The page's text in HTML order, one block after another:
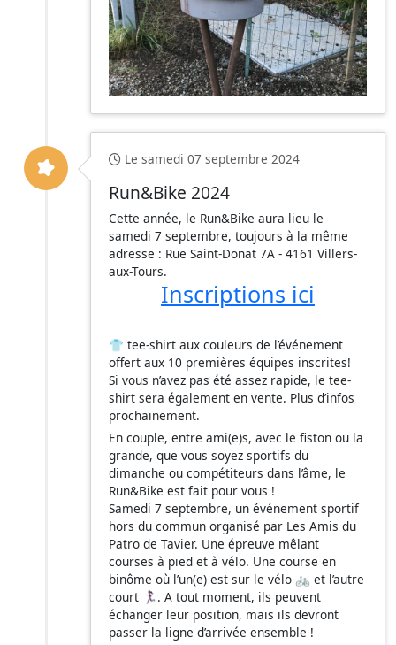
Le samedi 07 septembre 2024
Run&Bike 2024
Cette année, le Run&Bike aura lieu le
samedi 7 septembre, toujours à la même
adresse : Rue Saint-Donat 7A - 4161 Villers-
aux-Tours.
Inscriptions ici
👕 tee-shirt aux couleurs de l’événement
offert aux 10 premières équipes inscrites!
Si vous n’avez pas été assez rapide, le tee-
shirt sera également en vente. Plus d’infos
prochainement.
En couple, entre ami(e)s, avec le fiston ou la
grande, que vous soyez sportifs du
dimanche ou compétiteurs dans l’âme, le
Run&Bike est fait pour vous !
Samedi 7 septembre, un événement sportif
hors du commun organisé par Les Amis du
Patro de Tavier. Une épreuve mêlant
courses à pied et à vélo. Une course en
binôme où l’un(e) est sur le vélo 🚲 et l’autre
court 🏃🏻‍♀️. A tout moment, ils peuvent
échanger leur position, mais ils devront
passer la ligne d’arrivée ensemble !